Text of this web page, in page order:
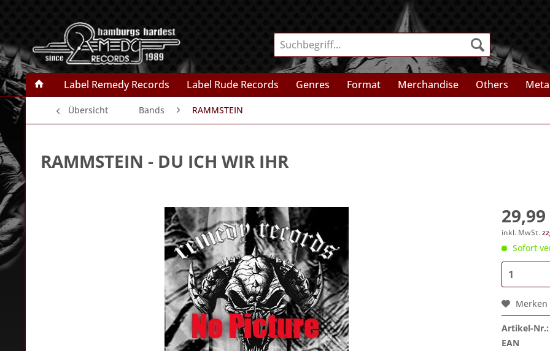
Label Remedy Records Label Rude Records Genres Format Merchandise Others
Übersicht Bands RAMMSTEIN
RAMMSTEIN - DU ICH WIR IHR
inkl. MwSt.
Sofort
Merken
Artikel-Nr.:
EAN